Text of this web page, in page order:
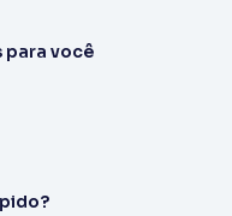
para você